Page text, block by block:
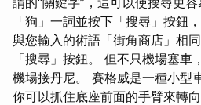
「狗」一詞並按下「搜尋」按鈕
與您輸入的術語「街角商店」相
「搜尋」按鈕。 但不只機場塞
機場接丹尼。 賽格威是一種小型
你可以抓住底座前面的手臂來轉